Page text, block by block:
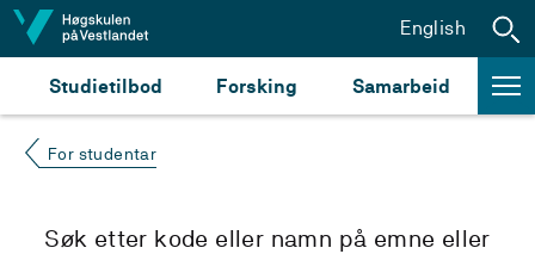
Hopp til innhald
Studietilbod Forsking Samarbeid
English
For studentar
Søk etter kode eller namn på emne eller